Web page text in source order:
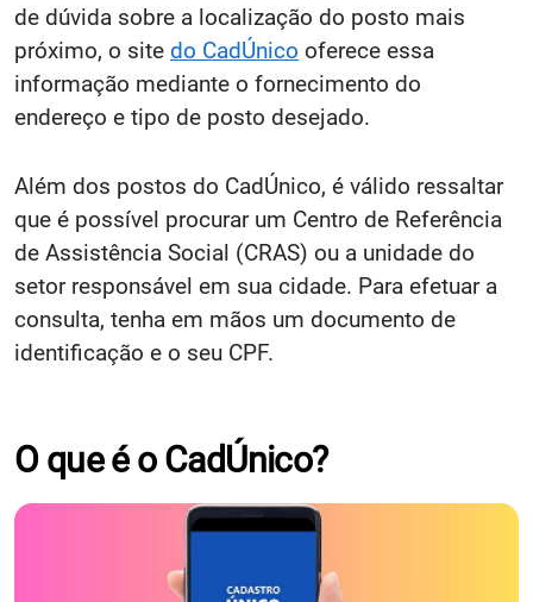
de dúvida sobre a localização do posto mais
próximo, o site do CadÚnico oferece essa
informação mediante o fornecimento do
endereço e tipo de posto desejado.
Além dos postos do CadÚnico, é válido ressaltar
que é possível procurar um Centro de Referência
de Assistência Social (CRAS) ou a unidade do
setor responsável em sua cidade. Para efetuar a
consulta, tenha em mãos um documento de
identificação e o seu CPF.
O que é o CadÚnico?